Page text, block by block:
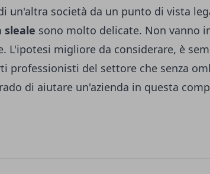
un'altra società da un punto di vista
sleale sono molto delicate. Non vanno
L'ipotesi migliore da considerare, è
professionisti del settore che senza
di aiutare un'azienda in questa